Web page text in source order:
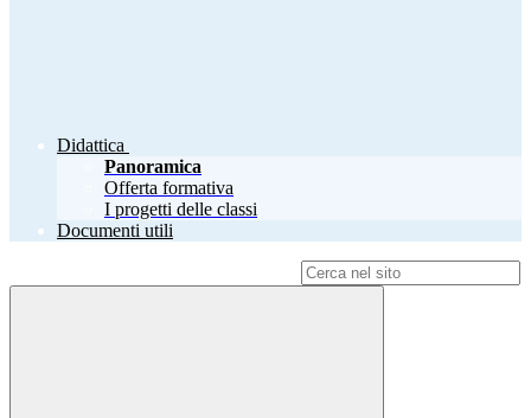
Didattica
Panoramica
Offerta formativa
I progetti delle classi
Documenti utili